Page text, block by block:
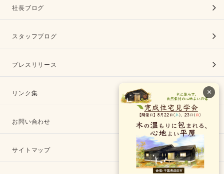
×
社長ブログ
スタッフブログ
プレスリリース
リンク集
お問い合わせ
サイトマップ